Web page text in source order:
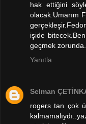
hak ettiğini
olacak.Umarım
işide
geçmek zorunda.
Yanıtla
Selman
rogers tan çok